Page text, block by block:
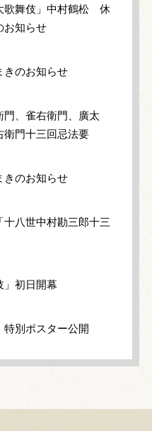
歌舞伎」中村鶴松 休
お知らせ
きのお知らせ
門、雀右衛門、廣太
衛門十三回忌法要
きのお知らせ
八世中村勘三郎十三
」初日開幕
特別ポスター公開